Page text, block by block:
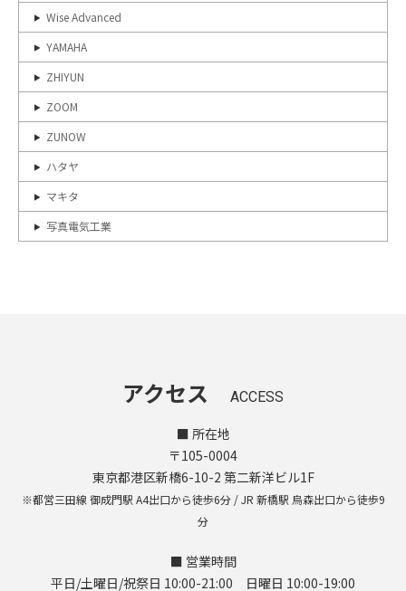
Wise Advanced
YAMAHA
ZHIYUN
ZOOM
ZUNOW
ハタヤ
マキタ
写真電気工業
アクセス ACCESS
■ 所在地
〒105-0004
東京都港区新橋6-10-2 第二新洋ビル1F
※都営三田線 御成門駅 A4出口から徒歩6分 / JR 新橋駅 烏森出口から徒歩9
分
■ 営業時間
平日/土曜日/祝祭日 10:00-21:00 日曜日 10:00-19:00